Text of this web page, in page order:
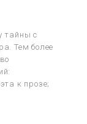
тайны с
Тем более
к прозе;